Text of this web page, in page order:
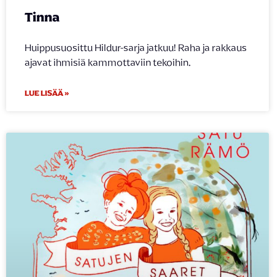
Tinna
Huippusuosittu Hildur-sarja jatkuu! Raha ja rakkaus
ajavat ihmisiä kammottaviin tekoihin.
LUE LISÄÄ »